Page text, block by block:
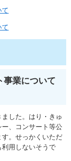
て​
て​
事業について
した。はり・きゅ
、コンサート等公
。せっかくいただ
用しないそうで